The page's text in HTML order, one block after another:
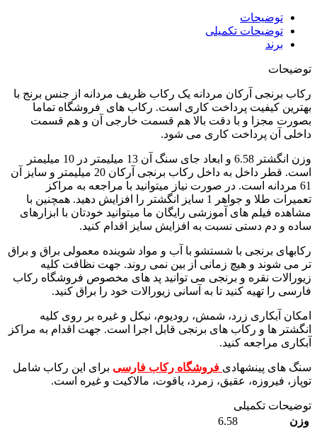
توضیحات
توضیحات تکمیلی
برند
توضیحات
رکاب برنجی آرکان مردانه یک رکاب ظریف مردانه از جنس برنج با
بهترین کیفیت پرداخت کاری است. رکاب های فروشگاه تماما
بصورت مجزا و با دقت بالا هم قسمت خارجی آن و هم قسمت
داخلی آن پرداخت کاری می شود.
وزن انگشتر 6.58 و ابعاد جای سنگ آن 13 میلیمتر در 10 میلیمتر
است. قطر داخل به داخل رکاب برنجی آرکان 20 میلیمتر و سایز آن
61 مردانه است. در صورت نیاز میتوانید با مراجعه به مراکز
تعمیرات طلا و جواهر 1 سایز انگشتر را افزایش دهید. همچنین با
مشاهده فیلم های آموزشی رایگان ما میتوانید خودتان با ابزارهای
ساده و دم دستی نسبت به افزایش سایز اقدام کنید.
رکابهای برنجی با شستشو با آب و مواد شوینده معمولی براق و براق
تر می شوند و هیچ زمانی از بین نمی روند. جهت نظافت کلیه
زیورالات نقره و برنجی می توانید پد های مخصوص فروشگاه رکاب
فارسی را تهیه کنید تا به آسانی زیورالات خود را براق کنید.
امکان آبکاری زرد، شمش، رودیوم، نیکل و غیره بر روی کلیه
انگشتر ها و رکاب های برنجی قابل اجرا است. جهت اقدام به مراکز
آبکاری مراجعه کنید.
سنگ های پینشهادی فروشگاه رکاب فارسی برای این رکاب شامل
توپاز، فیروزه، عقیق، زمرد، یاقوت، مالاکیت و غیره است.
توضیحات تکمیلی
وزن
6.58